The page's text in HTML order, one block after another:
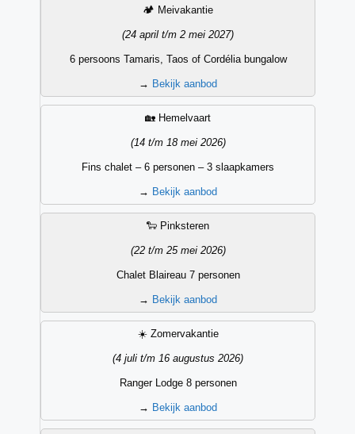
🏕️ Meivakantie
(24 april t/m 2 mei 2027)
6 persoons Tamaris, Taos of Cordélia bungalow
→ Bekijk aanbod
🏡 Hemelvaart
(14 t/m 18 mei 2026)
Fins chalet – 6 personen – 3 slaapkamers
→ Bekijk aanbod
🐑 Pinksteren
(22 t/m 25 mei 2026)
Chalet Blaireau 7 personen
→ Bekijk aanbod
☀️ Zomervakantie
(4 juli t/m 16 augustus 2026)
Ranger Lodge 8 personen
→ Bekijk aanbod